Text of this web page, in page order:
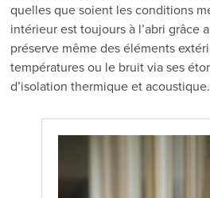
quelles que soient les conditions
intérieur est toujours à l’abri grâce
préserve même des éléments
températures ou le bruit via ses
d’isolation thermique et acoustique.